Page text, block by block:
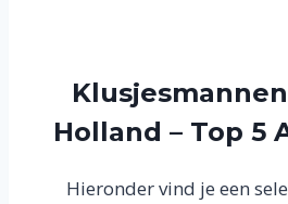
Holland – Top 5
Hieronder vind je een